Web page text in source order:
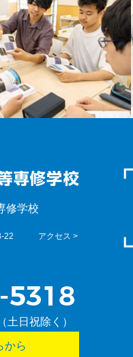
修学校
22 アクセス >
日祝除く）
から